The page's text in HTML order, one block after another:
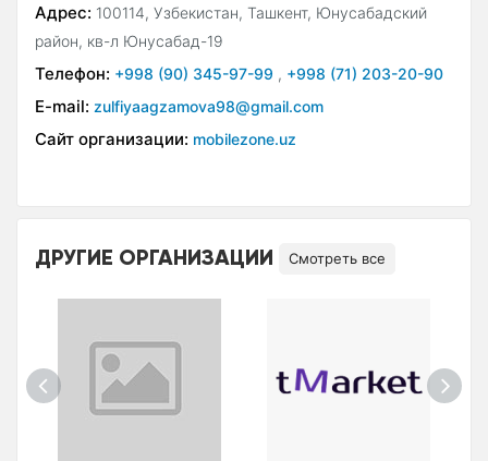
Адрес: 100114, Узбекистан, Ташкент, Юнусабадский
район, кв-л Юнусабад-19
Телефон: +998 (90) 345-97-99 , +998 (71) 203-20-90
E-mail: zulfiyaagzamova98@gmail.com
Сайт организации: mobilezone.uz
ДРУГИЕ ОРГАНИЗАЦИИ Смотреть все